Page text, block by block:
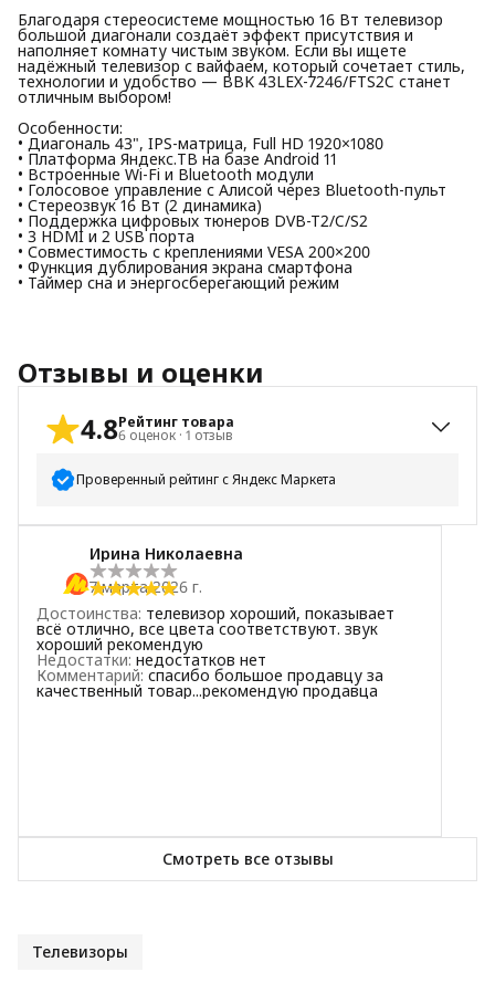
Благодаря стереосистеме мощностью 16 Вт телевизор
большой диагонали создаёт эффект присутствия и
наполняет комнату чистым звуком. Если вы ищете
надёжный телевизор с вайфаем, который сочетает стиль,
технологии и удобство — BBK 43LEX-7246/FTS2C станет
отличным выбором!
Особенности:
• Диагональ 43", IPS-матрица, Full HD 1920×1080
• Платформа Яндекс.ТВ на базе Android 11
• Встроенные Wi-Fi и Bluetooth модули
• Голосовое управление с Алисой через Bluetooth-пульт
• Стереозвук 16 Вт (2 динамика)
• Поддержка цифровых тюнеров DVB-T2/C/S2
• 3 HDMI и 2 USB порта
• Совместимость с креплениями VESA 200×200
• Функция дублирования экрана смартфона
• Таймер сна и энергосберегающий режим
Отзывы и оценки
4.8Рейтинг товара
6 оценок · 1 отзыв
Проверенный рейтинг с Яндекс Маркета
5 звёзд
5
звезды
звезды
2 звезды
1 звезда
Ирина Николаевна
7 марта 2026 г.
Достоинства: телевизор хороший, показывает
всё отлично, все цвета соответствуют. звук
хороший рекомендую
Недостатки: недостатков нет
Комментарий: спасибо большое продавцу за
качественный товар...рекомендую продавца
Смотреть все отзывы
Телевизоры